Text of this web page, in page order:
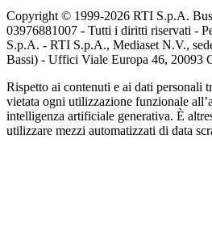
Copyright © 1999-2026 RTI S.p.A.
03976881007 - Tutti i diritti riservati -
S.p.A. - RTI S.p.A., Mediaset N.V.,
Bassi) - Uffici Viale Europa 46, 20093
Rispetto ai contenuti e ai dati personali
vietata ogni utilizzazione funzionale
intelligenza artificiale generativa. È
utilizzare mezzi automatizzati di data